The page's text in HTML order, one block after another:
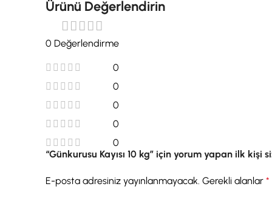
Ürünü Değerlendirin
0 Değerlendirme
0
0
0
0
0
“Günkurusu Kayısı 10 kg” için yorum yapan ilk kişi
E-posta adresiniz yayınlanmayacak. Gerekli alanlar*